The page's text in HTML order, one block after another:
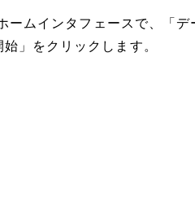
ームインタフェースで、「
」をクリックします。